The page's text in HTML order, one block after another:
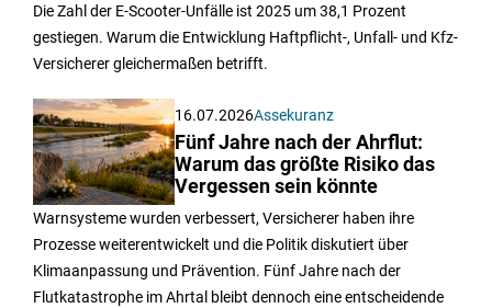
Die Zahl der E-Scooter-Unfälle ist 2025 um 38,1 Prozent
gestiegen. Warum die Entwicklung Haftpflicht-, Unfall- und Kfz-
Versicherer gleichermaßen betrifft.
16.07.2026Assekuranz
Fünf Jahre nach der Ahrflut:
Warum das größte Risiko das
Vergessen sein könnte
Warnsysteme wurden verbessert, Versicherer haben ihre
Prozesse weiterentwickelt und die Politik diskutiert über
Klimaanpassung und Prävention. Fünf Jahre nach der
Flutkatastrophe im Ahrtal bleibt dennoch eine entscheidende